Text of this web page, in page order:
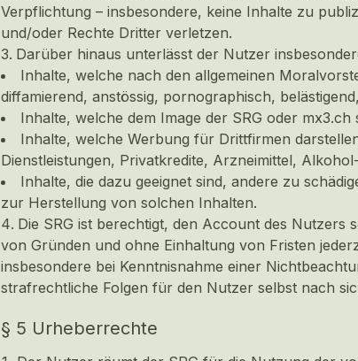
Verpflichtung – insbesondere, keine Inhalte zu
und/oder Rechte Dritter verletzen.
Darüber hinaus unterlässt der Nutzer
Inhalte, welche nach den allgemeinen
diffamierend, anstössig, pornographisch,
Inhalte, welche dem Image der SRG oder mx3.ch
Inhalte, welche Werbung für Drittfirmen
Dienstleistungen, Privatkredite, Arzneimittel,
Inhalte, die dazu geeignet sind, andere zu
zur Herstellung von solchen Inhalten.
Die SRG ist berechtigt, den Account des
von Gründen und ohne Einhaltung von Fristen
insbesondere bei Kenntnisnahme einer
strafrechtliche Folgen für den Nutzer selbst nach
§ 5 Urheberrechte